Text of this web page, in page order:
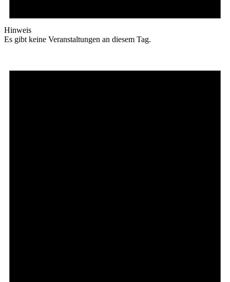
Hinweis
Es gibt keine Veranstaltungen an diesem Tag.